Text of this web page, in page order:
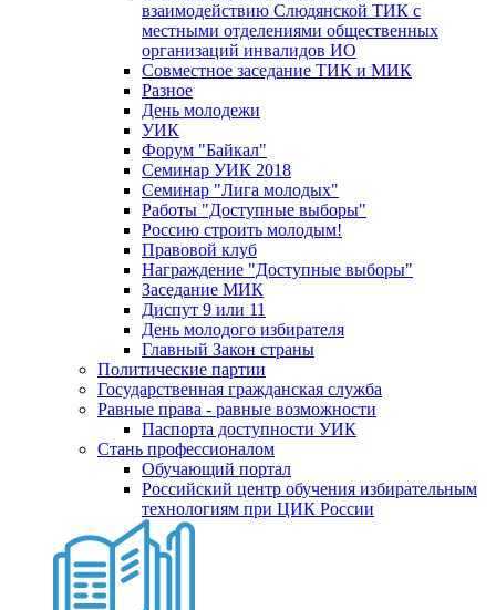
взаимодействию Слюдянской ТИК с
местными отделениями общественных
организаций инвалидов ИО
Совместное заседание ТИК и МИК
Разное
День молодежи
УИК
Форум "Байкал"
Семинар УИК 2018
Семинар "Лига молодых"
Работы "Доступные выборы"
Россию строить молодым!
Правовой клуб
Награждение "Доступные выборы"
Заседание МИК
Диспут 9 или 11
День молодого избирателя
Главный Закон страны
Политические партии
Государственная гражданская служба
Равные права - равные возможности
Паспорта доступности УИК
Стань профессионалом
Обучающий портал
Российский центр обучения избирательным
технологиям при ЦИК России